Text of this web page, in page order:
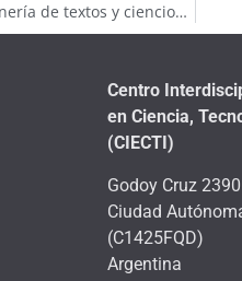
Taller interno: Modelo de análisis de redes sociales, minería de textos y cienciometría
Centro
en Ciencia,
(CIECTI)
Godoy Cruz
Ciudad
(C1425FQD)
Argentina